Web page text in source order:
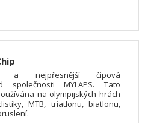
a nejpřesnější čipová
společnosti MYLAPS. Tato
na olympijských hrách
MTB, triatlonu, biatlonu,